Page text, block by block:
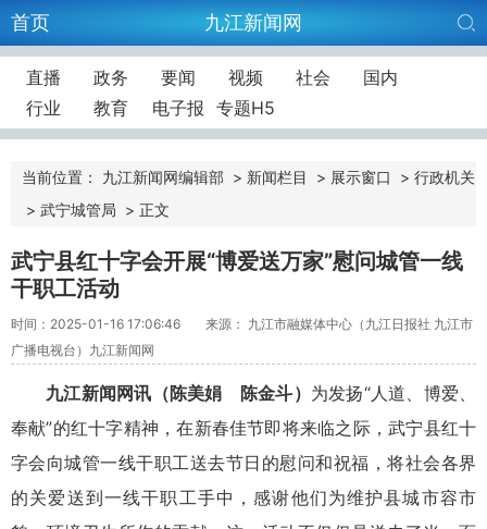
首页 九江新闻网
直播 政务 要闻 视频 社会
国内
行业
教育 电子报 专题H5
当前位置： 九江新闻网编辑部 > 新闻栏目 > 展示窗口 > 行政机关
> 武宁城管局 > 正文
武宁县红十字会开展“博爱送万家”慰问城管一线
干职工活动
时间：2025-01-16 17:06:46
来源： 九江市融媒体中心（九江日报社 九江市
广播电视台）九江新闻网
九江新闻网讯（陈美娟 陈金斗） 为发扬“人道、博爱、
奉献”的红十字精神，在新春佳节即将来临之际，武宁县红十
字会向城管一线干职工送去节日的慰问和祝福，将社会各界
的关爱送到一线干职工手中，感谢他们为维护县城市容市